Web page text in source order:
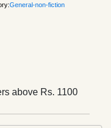
General-non-fiction
above Rs. 1100